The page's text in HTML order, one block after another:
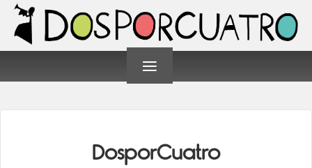
≡
DosporCuatro